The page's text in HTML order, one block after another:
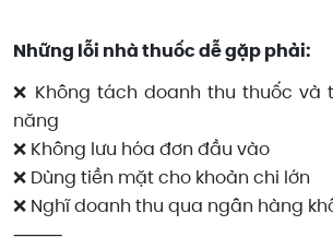
Những lỗi nhà thuốc dễ gặp phải:
❌ Không tách doanh thu thuốc và
năng
❌ Không lưu hóa đơn đầu vào
❌ Dùng tiền mặt cho khoản chi lớn
❌ Nghĩ doanh thu qua ngân hàng
⸻